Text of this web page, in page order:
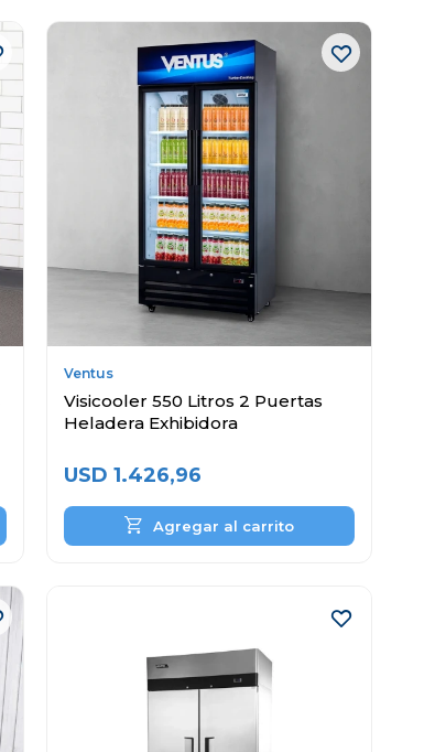
Ventus
Visicooler 550 Litros 2 Puertas
Heladera Exhibidora
USD 1.426,96